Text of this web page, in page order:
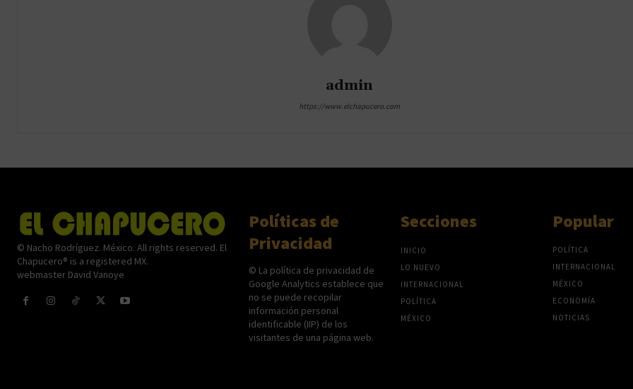
admin
https://www.elchapucero.com
© Nacho Rodríguez. México. All rights reserved. El
Chapucero® is a registered MX.
webmaster David Vanoye
Políticas de
Privacidad
© La política de privacidad de
Google Analytics establece que
no se puede recopilar
información personal
identificable (IIP) de los
visitantes de una página web.
Secciones
INICIO
LO NUEVO
INTERNACIONAL
POLÍTICA
MÉXICO
Popular
POLÍTICA
INTERNACIONAL
MÉXICO
ECONOMÍA
NOTICIAS